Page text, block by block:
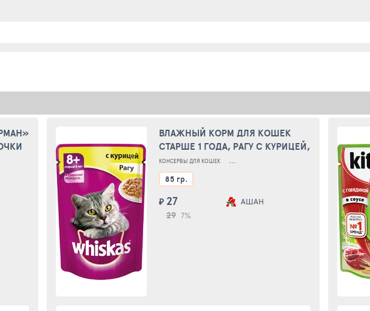
КОШЕК
ВЛАЖНЫЙ КОРМ ДЛЯ КОШЕК
СТАРШЕ 1 ГОДА, РАГУ С КУРИЦЕЙ,
85Г
КОНСЕРВЫ ДЛЯ КОШЕК КОНСЕРВЫ ДЛЯ ВЗРОСЛЫХ КОШЕК
85 гр.
₽ 27
29 7%
АШАН